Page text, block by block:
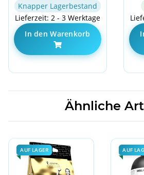
Knapper Lagerbestand
Lieferzeit: 2 - 3 Werktage
In den Warenkorb
Ähnliche
AUF LAGER AUF